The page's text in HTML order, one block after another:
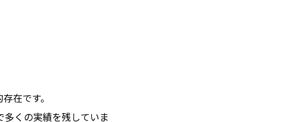
在です。
くの実績を残していま